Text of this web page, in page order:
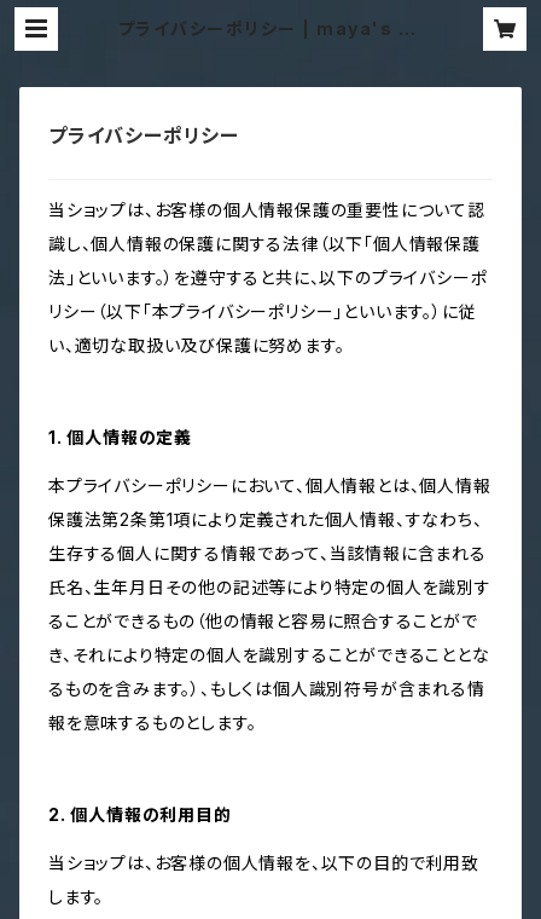
プライバシーポリシー | maya's sh
プライバシーポリシー
当ショップは、お客様の個人情報保護の重要性について認
識し、個人情報の保護に関する法律（以下「個人情報保護
法」といいます。）を遵守すると共に、以下のプライバシーポ
リシー（以下「本プライバシーポリシー」といいます。）に従
い、適切な取扱い及び保護に努めます。
1. 個人情報の定義
本プライバシーポリシーにおいて、個人情報とは、個人情報
保護法第2条第1項により定義された個人情報、すなわち、
生存する個人に関する情報であって、当該情報に含まれる
氏名、生年月日その他の記述等により特定の個人を識別す
ることができるもの（他の情報と容易に照合することがで
き、それにより特定の個人を識別することができることとな
るものを含みます。）、もしくは個人識別符号が含まれる情
報を意味するものとします。
2. 個人情報の利用目的
当ショップは、お客様の個人情報を、以下の目的で利用致
します。